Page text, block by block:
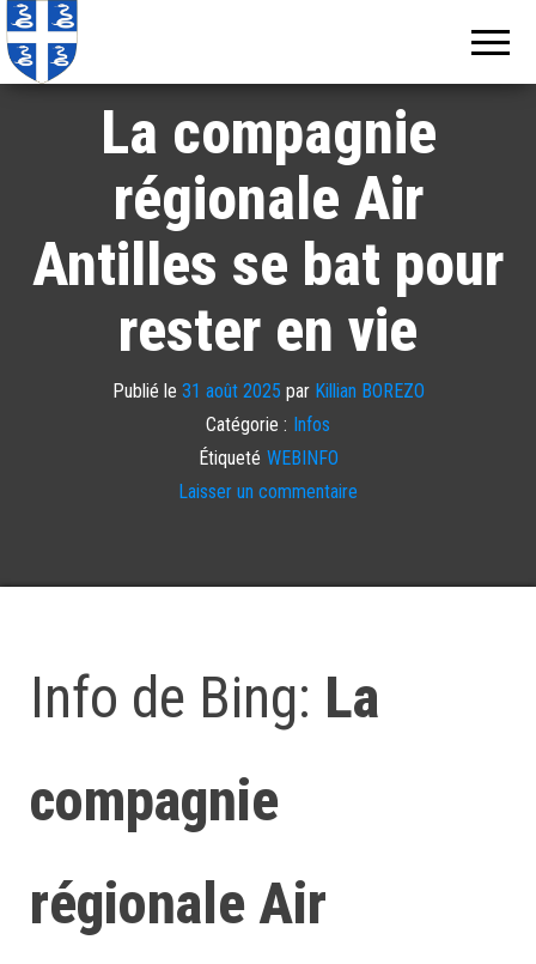
La compagnie
régionale Air
Antilles se bat pour
rester en vie
Publié le 31 août 2025 par Killian BOREZO
Catégorie : Infos
Étiqueté WEBINFO
Laisser un commentaire
Info de Bing: La
compagnie
régionale Air